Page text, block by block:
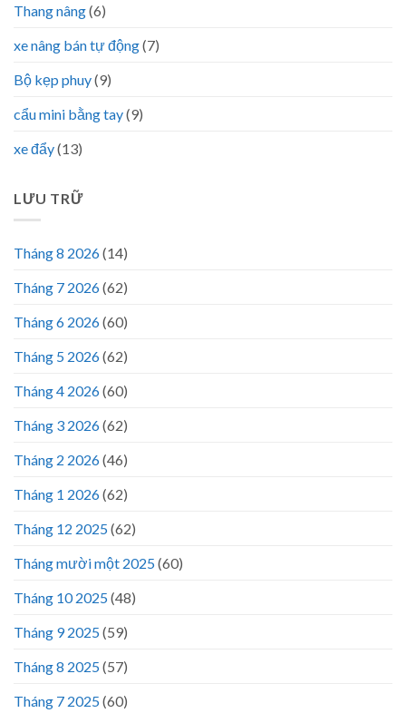
Thang nâng(6)
xe nâng bán tự động(7)
Bộ kẹp phuy(9)
cẩu mini bằng tay(9)
xe đẩy(13)
LƯU TRỮ
Tháng 8 2026(14)
Tháng 7 2026(62)
Tháng 6 2026(60)
Tháng 5 2026(62)
Tháng 4 2026(60)
Tháng 3 2026(62)
Tháng 2 2026(46)
Tháng 1 2026(62)
Tháng 12 2025(62)
Tháng mười một 2025(60)
Tháng 10 2025(48)
Tháng 9 2025(59)
Tháng 8 2025(57)
Tháng 7 2025(60)